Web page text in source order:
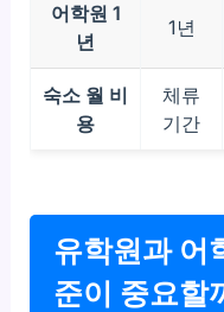
어학원 1
년
1년
숙소 월 비
용
체류
기간
유학원과 어
준이 중요할